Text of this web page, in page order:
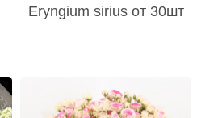
Eryngium sirius от 30шт